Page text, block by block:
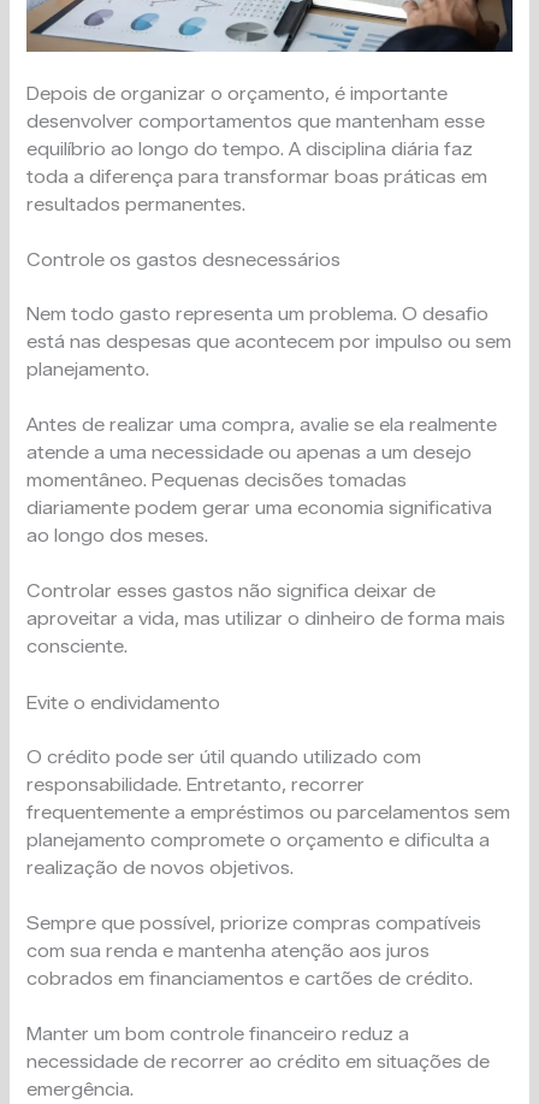
Depois de organizar o orçamento, é importante
desenvolver comportamentos que mantenham esse
equilíbrio ao longo do tempo. A disciplina diária faz
toda a diferença para transformar boas práticas em
resultados permanentes.
Controle os gastos desnecessários
Nem todo gasto representa um problema. O desafio
está nas despesas que acontecem por impulso ou sem
planejamento.
Antes de realizar uma compra, avalie se ela realmente
atende a uma necessidade ou apenas a um desejo
momentâneo. Pequenas decisões tomadas
diariamente podem gerar uma economia significativa
ao longo dos meses.
Controlar esses gastos não significa deixar de
aproveitar a vida, mas utilizar o dinheiro de forma mais
consciente.
Evite o endividamento
O crédito pode ser útil quando utilizado com
responsabilidade. Entretanto, recorrer
frequentemente a empréstimos ou parcelamentos sem
planejamento compromete o orçamento e dificulta a
realização de novos objetivos.
Sempre que possível, priorize compras compatíveis
com sua renda e mantenha atenção aos juros
cobrados em financiamentos e cartões de crédito.
Manter um bom controle financeiro reduz a
necessidade de recorrer ao crédito em situações de
emergência.